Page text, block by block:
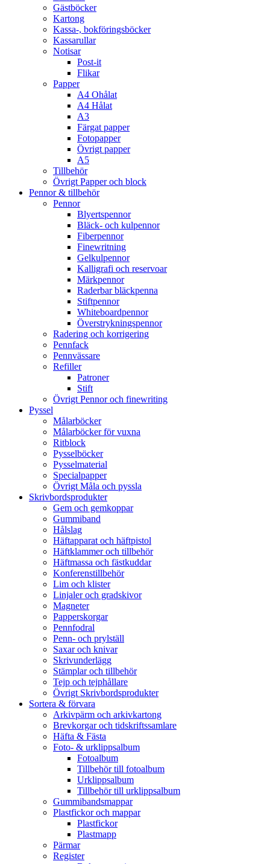
Gästböcker
Kartong
Kassa-, bokföringsböcker
Kassarullar
Notisar
Post-it
Flikar
Papper
A4 Ohålat
A4 Hålat
A3
Färgat papper
Fotopapper
Övrigt papper
A5
Tillbehör
Övrigt Papper och block
Pennor & tillbehör
Pennor
Blyertspennor
Bläck- och kulpennor
Fiberpennor
Finewritning
Gelkulpennor
Kalligrafi och reservoar
Märkpennor
Raderbar bläckpenna
Stiftpennor
Whiteboardpennor
Överstrykningspennor
Radering och korrigering
Pennfack
Pennvässare
Refiller
Patroner
Stift
Övrigt Pennor och finewriting
Pyssel
Målarböcker
Målarböcker för vuxna
Ritblock
Pysselböcker
Pysselmaterial
Specialpapper
Övrigt Måla och pyssla
Skrivbordsprodukter
Gem och gemkoppar
Gummiband
Hålslag
Häftapparat och häftpistol
Häftklammer och tillbehör
Häftmassa och fästkuddar
Konferenstillbehör
Lim och klister
Linjaler och gradskivor
Magneter
Papperskorgar
Pennfodral
Penn- och prylställ
Saxar och knivar
Skrivunderlägg
Stämplar och tillbehör
Tejp och tejphållare
Övrigt Skrivbordsprodukter
Sortera & förvara
Arkivpärm och arkivkartong
Brevkorgar och tidskriftssamlare
Häfta & Fästa
Foto- & urklippsalbum
Fotoalbum
Tillbehör till fotoalbum
Urklippsalbum
Tillbehör till urklippsalbum
Gummibandsmappar
Plastfickor och mappar
Plastfickor
Plastmapp
Pärmar
Register